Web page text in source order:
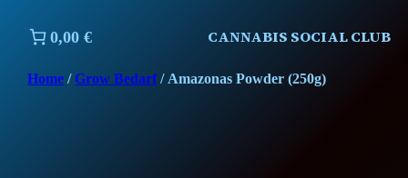
0,00 € CANNABIS SOCIAL CLUB
Home /Grow Bedarf/ Amazonas Powder (250g)